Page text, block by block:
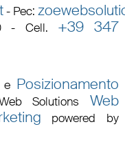
- Pec:
- Cell. +39 347
e Posizionamento
SolutionsWeb
powered by